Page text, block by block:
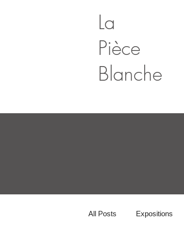
La
Pièce
Blanche
All Posts Expositions